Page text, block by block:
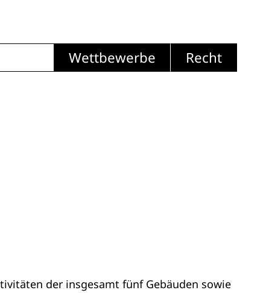
Wettbewerbe Recht
der insgesamt fünf Gebäuden sowie